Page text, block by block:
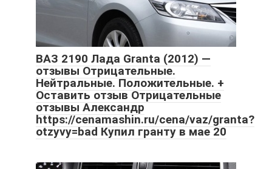
ВАЗ 2190 Лада Granta (2012) —
отзывы Отрицательные.
Нейтральные. Положительные. +
Оставить отзыв Отрицательные
отзывы Александр
https://cenamashin.ru/cena/vaz/granta?
otzyvy=bad Купил гранту в мае 20